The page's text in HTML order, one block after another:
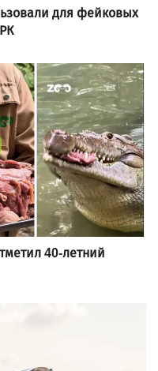
для фейковых
40-летний